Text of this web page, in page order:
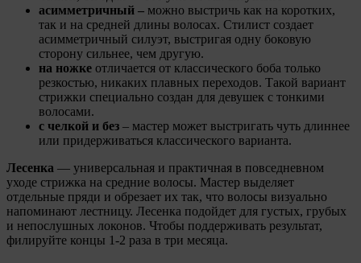
асимметричный – можно выстричь как на коротких,
так и на средней длины волосах. Стилист создает
асимметричный силуэт, выстригая одну боковую
сторону сильнее, чем другую.
на ножке отличается от классического боба только
резкостью, никаких плавных переходов. Такой вариант
стрижки специально создан для девушек с тонкими
волосами.
с челкой и без – мастер может выстригать чуть длиннее
или придерживаться классического варианта.
Лесенка — универсальная и практичная в повседневном
уходе стрижка на средние волосы. Мастер выделяет
отдельные пряди и обрезает их так, что волосы визуально
напоминают лестницу. Лесенка подойдет для густых, грубых
и непослушных локонов. Чтобы поддерживать результат,
филируйте концы 1-2 раза в три месяца.